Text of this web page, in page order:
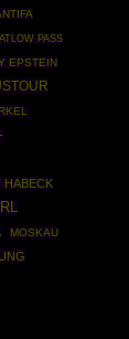
PASS
EPSTEIN
HABECK
MOSKAU